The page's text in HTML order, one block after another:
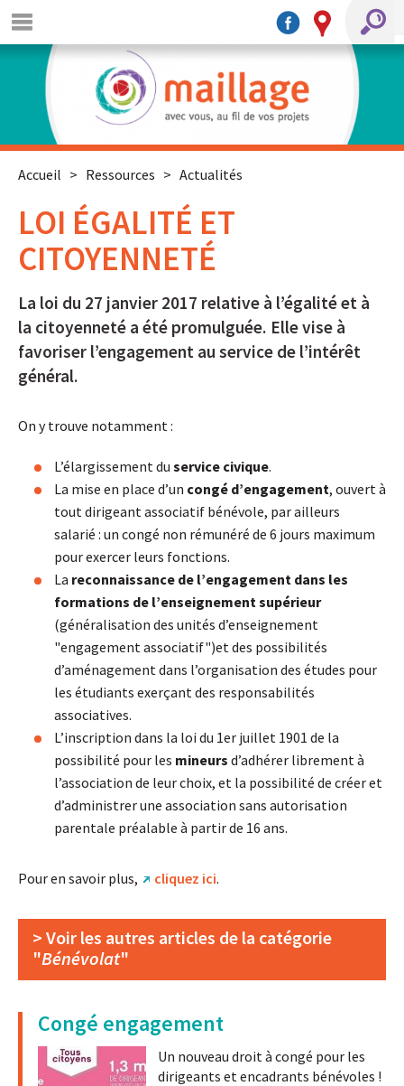
Accueil > Ressources > Actualités
LOI ÉGALITÉ ET
CITOYENNETÉ
La loi du 27 janvier 2017 relative à l’égalité et à
la citoyenneté a été promulguée. Elle vise à
favoriser l’engagement au service de l’intérêt
général.
On y trouve notamment :
L’élargissement du service civique.
La mise en place d’un congé d’engagement, ouvert à
tout dirigeant associatif bénévole, par ailleurs
salarié : un congé non rémunéré de 6 jours maximum
pour exercer leurs fonctions.
La reconnaissance de l’engagement dans les
formations de l’enseignement supérieur
(généralisation des unités d’enseignement
"engagement associatif")et des possibilités
d’aménagement dans l’organisation des études pour
les étudiants exerçant des responsabilités
associatives.
L’inscription dans la loi du 1er juillet 1901 de la
possibilité pour les mineurs d’adhérer librement à
l’association de leur choix, et la possibilité de créer et
d’administrer une association sans autorisation
parentale préalable à partir de 16 ans.
Pour en savoir plus, cliquez ici.
> Voir les autres articles de la catégorie
"Bénévolat"
Congé engagement
Un nouveau droit à congé pour les
dirigeants et encadrants bénévoles !